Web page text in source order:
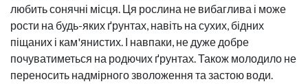
любить сонячні місця. Ця рослина не вибаглива і може
рости на будь-яких ґрунтах, навіть на сухих, бідних
піщаних і кам'янистих. І навпаки, не дуже добре
почуватиметься на родючих ґрунтах. Також молодило не
переносить надмірного зволоження та застою води.